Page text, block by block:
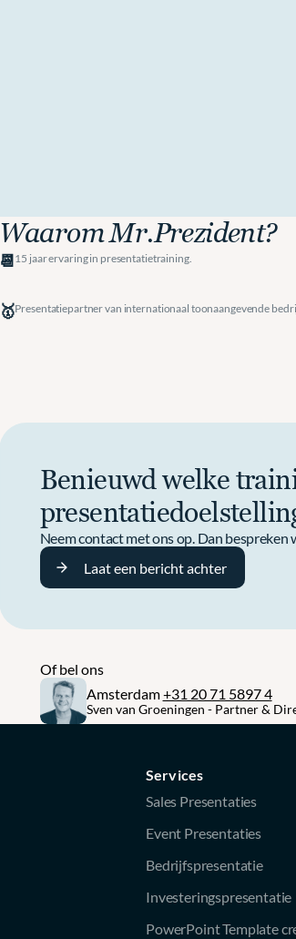
Waarom Mr.Prezident?
📆15 jaar ervaring in presentatietraining.
🥇Presentatiepartner van internationaal toonaangevende
Benieuwd welke
Neem contact met ons op. Dan
Laat een bericht achter
Of bel ons
Amsterdam +31 20 71 5897 4
Sven van Groeningen - Partner &
Services
Sales Presentaties
Event Presentaties
Bedrijfspresentatie
Investeringspresentatie
PowerPoint Template